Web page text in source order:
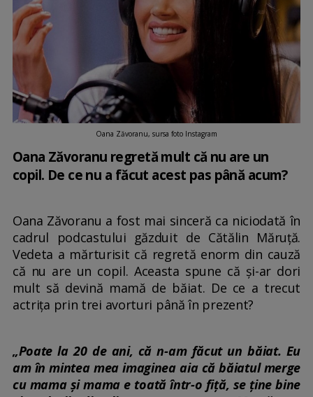
Oana Zăvoranu, sursa foto Instagram
Oana Zăvoranu regretă mult că nu are un
copil. De ce nu a făcut acest pas până acum?
Oana Zăvoranu a fost mai sinceră ca niciodată în
cadrul podcastului găzduit de Cătălin Măruță.
Vedeta a mărturisit că regretă enorm din cauză
că nu are un copil. Aceasta spune că și-ar dori
mult să devină mamă de băiat. De ce a trecut
actrița prin trei avorturi până în prezent?
„Poate la 20 de ani, că n-am făcut un băiat. Eu
am în mintea mea imaginea aia că băiatul merge
cu mama și mama e toată într-o fiță, se ține bine